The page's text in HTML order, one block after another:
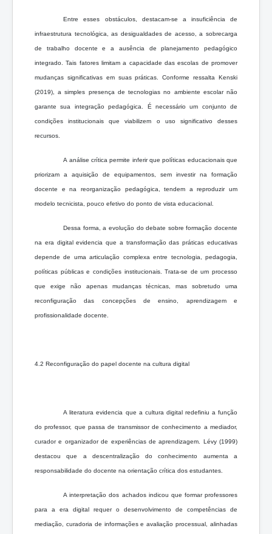
Entre esses obstáculos, destacam-se a insuficiência de
infraestrutura tecnológica, as desigualdades de acesso, a sobrecarga
de trabalho docente e a ausência de planejamento pedagógico
integrado. Tais fatores limitam a capacidade das escolas de promover
mudanças significativas em suas práticas. Conforme ressalta Kenski
(2019), a simples presença de tecnologias no ambiente escolar não
garante sua integração pedagógica. É necessário um conjunto de
condições institucionais que viabilizem o uso significativo desses
recursos.
A análise crítica permite inferir que políticas educacionais que
priorizam a aquisição de equipamentos, sem investir na formação
docente e na reorganização pedagógica, tendem a reproduzir um
modelo tecnicista, pouco efetivo do ponto de vista educacional.
Dessa forma, a evolução do debate sobre formação docente
na era digital evidencia que a transformação das práticas educativas
depende de uma articulação complexa entre tecnologia, pedagogia,
políticas públicas e condições institucionais. Trata-se de um processo
que exige não apenas mudanças técnicas, mas sobretudo uma
reconfiguração das concepções de ensino, aprendizagem e
profissionalidade docente.
4.2 Reconfiguração do papel docente na cultura digital
A literatura evidencia que a cultura digital redefiniu a função
do professor, que passa de transmissor de conhecimento a mediador,
curador e organizador de experiências de aprendizagem. Lévy (1999)
destacou que a descentralização do conhecimento aumenta a
responsabilidade do docente na orientação crítica dos estudantes.
A interpretação dos achados indicou que formar professores
para a era digital requer o desenvolvimento de competências de
mediação, curadoria de informações e avaliação processual, alinhadas